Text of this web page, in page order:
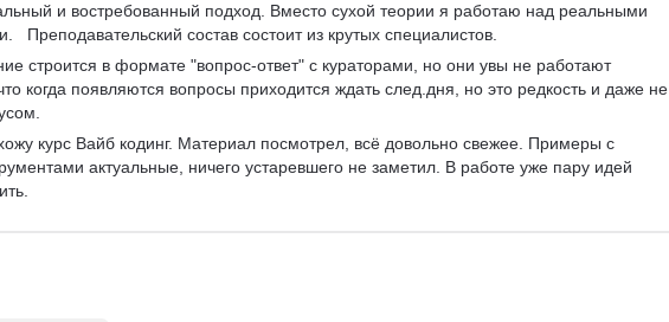
и востребованный подход. Вместо сухой теории я работаю над реальными
Преподавательский состав состоит из крутых специалистов.
строится в формате "вопрос-ответ" с кураторами, но они увы не работают
когда появляются вопросы приходится ждать след.дня, но это редкость и даже не
курс Вайб кодинг. Материал посмотрел, всё довольно свежее. Примеры с
актуальные, ничего устаревшего не заметил. В работе уже пару идей